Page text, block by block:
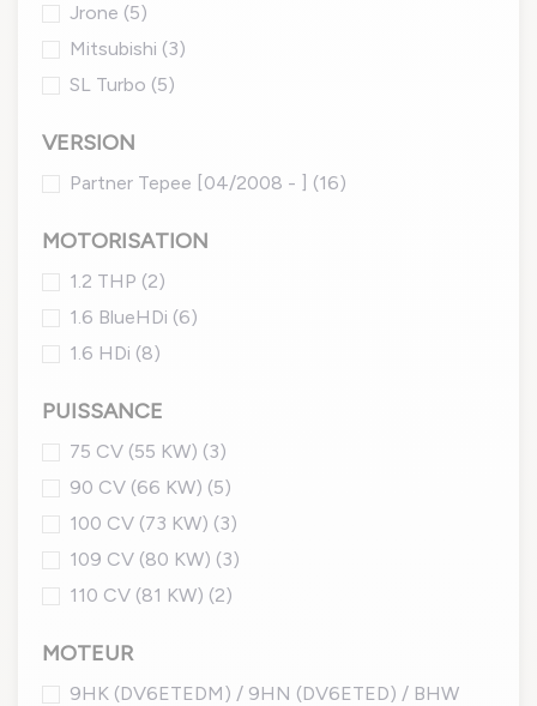
Jrone (5)
Mitsubishi (3)
SL Turbo (5)
VERSION
Partner Tepee [04/2008 - ] (16)
MOTORISATION
1.2 THP (2)
1.6 BlueHDi (6)
1.6 HDi (8)
PUISSANCE
75 CV (55 KW) (3)
90 CV (66 KW) (5)
100 CV (73 KW) (3)
109 CV (80 KW) (3)
110 CV (81 KW) (2)
MOTEUR
9HK (DV6ETEDM) / 9HN (DV6ETED) / BHW